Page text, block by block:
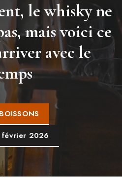
le whisky ne
mais voici ce
avec le
BOISSONS
2026